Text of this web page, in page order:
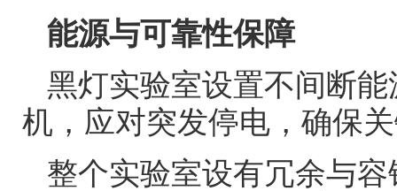
能源与可靠性保障
黑灯实验室设置不间断
机，应对突发停电，确保
整个实验室设有冗余与